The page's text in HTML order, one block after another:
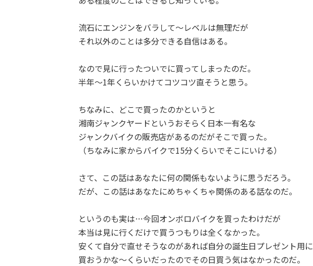
流石にエンジンをバラして〜レベルは無理だが
それ以外のことは多分できる自信はある。
なので見に行ったついでに買ってしまったのだ。
半年〜1年くらいかけてコツコツ直そうと思う。
ちなみに、どこで買ったのかというと
湘南ジャンクヤードというおそらく日本一有名な
ジャンクバイクの販売店があるのだがそこで買った。
（ちなみに家からバイクで15分くらいでそこにいける）
さて、この話はあなたに何の関係もないように思うだろう。
だが、この話はあなたにめちゃくちゃ関係のある話なのだ。
というのも実は…今回オンボロバイクを買ったわけだが
本当は見に行くだけで買うつもりは全くなかった。
安くて自分で直せそうなのがあれば自分の誕生日プレゼント用に
買おうかな〜くらいだったのでその日買う気はなかったのだ。